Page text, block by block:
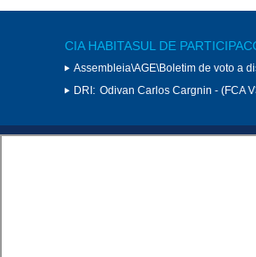
CIA HABITASUL DE
Assembleia\AGE\Boletim de voto a
DRI: Odivan Carlos Cargnin - (FCA